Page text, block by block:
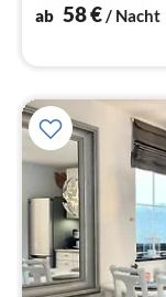
ab 58€/ Nacht